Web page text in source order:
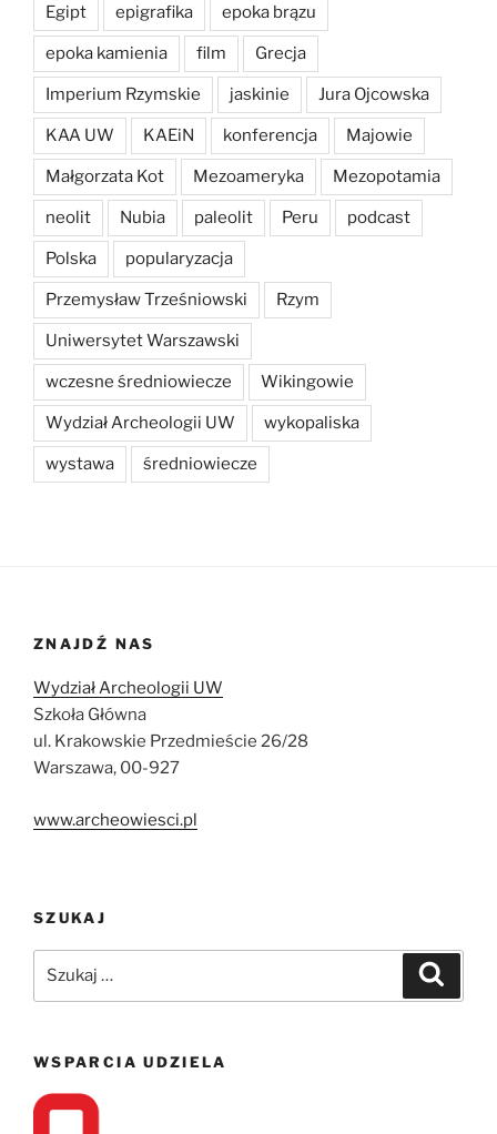
Egipt epigrafika epoka brązu
epoka kamienia film Grecja
Imperium Rzymskie jaskinie Jura Ojcowska
KAA UW KAEiN konferencja Majowie
Małgorzata Kot Mezoameryka Mezopotamia
neolit Nubia paleolit Peru podcast
Polska popularyzacja
Przemysław Trześniowski Rzym
Uniwersytet Warszawski
wczesne średniowiecze Wikingowie
Wydział Archeologii UW wykopaliska
wystawa średniowiecze
ZNAJDŹ NAS
Wydział Archeologii UW
Szkoła Główna
ul. Krakowskie Przedmieście 26/28
Warszawa, 00-927
www.archeowiesci.pl
SZUKAJ
WSPARCIA UDZIELA